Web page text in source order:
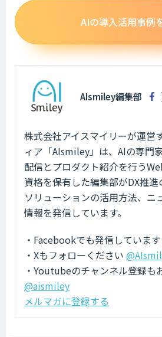
AIの導入活用事例
AIsmiley編集部
株式会社アイスマイリーが運営
ィア「AIsmiley」は、AIの専門
配信とプロダクト紹介を行う
資格を保有した編集部がDX推
ソリューションの活用方法、ニ
情報を発信しています。
・Facebookでも発信しています
・Xもフォローください
・Youtubeのチャンネル登録も
@aismiley
メルマガに登録する